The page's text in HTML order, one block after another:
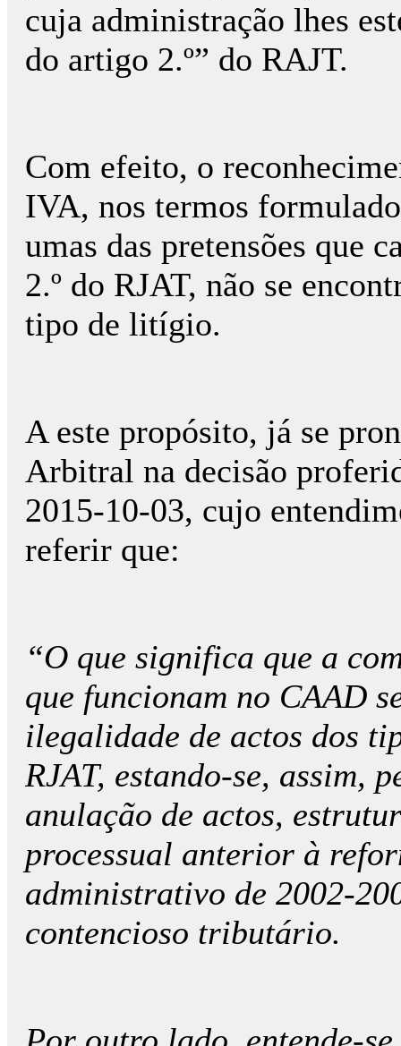
cuja administração lhes
do artigo 2.º” do RAJT.
Com efeito, o
IVA, nos termos
umas das pretensões que
2.º do RJAT, não se
tipo de litígio.
A este propósito, já se
Arbitral na decisão
2015-10-03, cujo
referir que:
“O que significa que a
que funcionam no CAAD
ilegalidade de actos dos
RJAT, estando-se, assim,
anulação de actos,
processual anterior à
administrativo de 2002-
contencioso tributário.